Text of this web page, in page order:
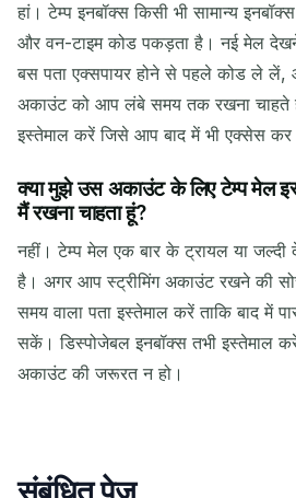
हां। टेम्प इनबॉक्स किसी भी सामान्य
और वन-टाइम कोड पकड़ता है। नई मेल
बस पता एक्सपायर होने से पहले कोड ले लें,
अकाउंट को आप लंबे समय तक रखना चाहते
इस्तेमाल करें जिसे आप बाद में भी एक्सेस
क्या मुझे उस अकाउंट के लिए टेम्प मेल
मैं रखना चाहता हूं?
नहीं। टेम्प मेल एक बार के ट्रायल या
है। अगर आप स्ट्रीमिंग अकाउंट रखने की
समय वाला पता इस्तेमाल करें ताकि बाद में
सकें। डिस्पोजेबल इनबॉक्स तभी इस्तेमाल
अकाउंट की जरूरत न हो।